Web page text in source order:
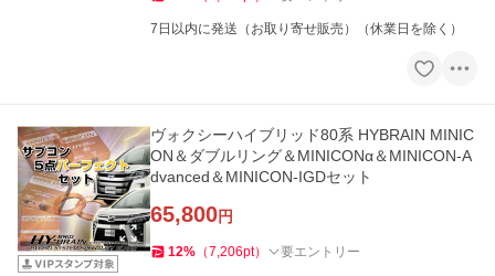
7日以内に発送（お取り寄せ販売）（休業日を除く）
ヴォクシーハイブリッド80系 HYBRAIN MINIC
ON＆ダブルリング＆MINICONα＆MINICON-A
dvanced＆MINICON-IGDセット
65,800円
12% （7,206pt） 要エントリー